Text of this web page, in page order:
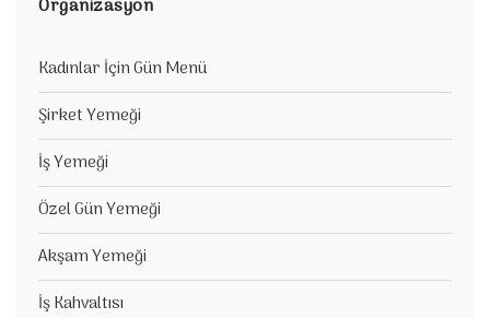
Organizasyon
Kadınlar İçin Gün Menü
Şirket Yemeği
İş Yemeği
Özel Gün Yemeği
Akşam Yemeği
İş Kahvaltısı